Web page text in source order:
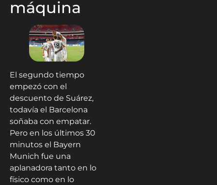
máquina
El segundo tiempo
empezó con el
descuento de Suárez,
todavía el Barcelona
soñaba con empatar.
Pero en los últimos 30
minutos el Bayern
Munich fue una
aplanadora tanto en lo
físico como en lo